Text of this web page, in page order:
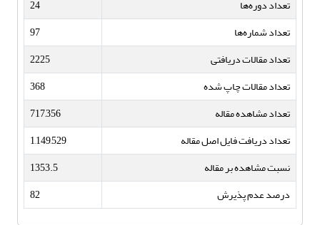
تعداد دوره‌ها
24
تعداد شماره‌ها
97
تعداد مقالات دریافتی
2225
تعداد مقالات چاپ شده
368
تعداد مشاهده مقاله
717,356
تعداد دریافت فایل اصل مقاله
1,149,529
نسبت مشاهده بر مقاله
1353.5
درصد عدم پذیرش
82